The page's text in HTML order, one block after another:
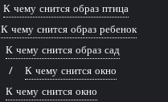
К чему снится образ птица
К чему снится образ ребенок
К чему снится образ сад
К чему снится окно
К чему снится окно